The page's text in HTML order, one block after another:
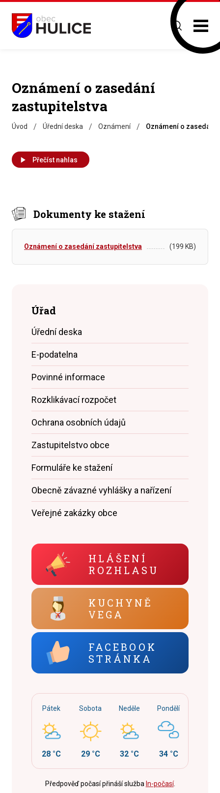
Oznámení o zasedání
zastupitelstva
Úvod / Úřední deska / Oznámení / Oznámení o zasedání
Přečíst nahlas
Dokumenty ke stažení
Oznámení o zasedání zastupitelstva (199 KB)
Úřad
Úřední deska
E-podatelna
Povinné informace
Rozklikávací rozpočet
Ochrana osobních údajů
Zastupitelstvo obce
Formuláře ke stažení
Obecně závazné vyhlášky a nařízení
Veřejné zakázky obce
HLÁŠENÍ
ROZHLASU
KUCHYNĚ
VEGA
FACEBOOK
STRÁNKA
Pátek
28 °C
Sobota
29 °C
Neděle
32 °C
Pondělí
34 °C
Předpověď počasí přináší služba In-počasí.